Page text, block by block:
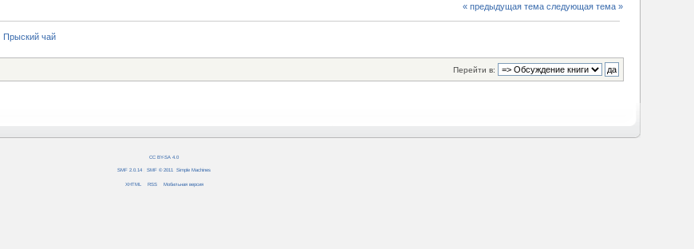
« предыдущая тема следующая тема »
Прыский чай
Перейти в:
CC BY-SA 4.0
SMF 2.0.14 SMF © 2011 Simple Machines
XHTML RSS Мобильная версия